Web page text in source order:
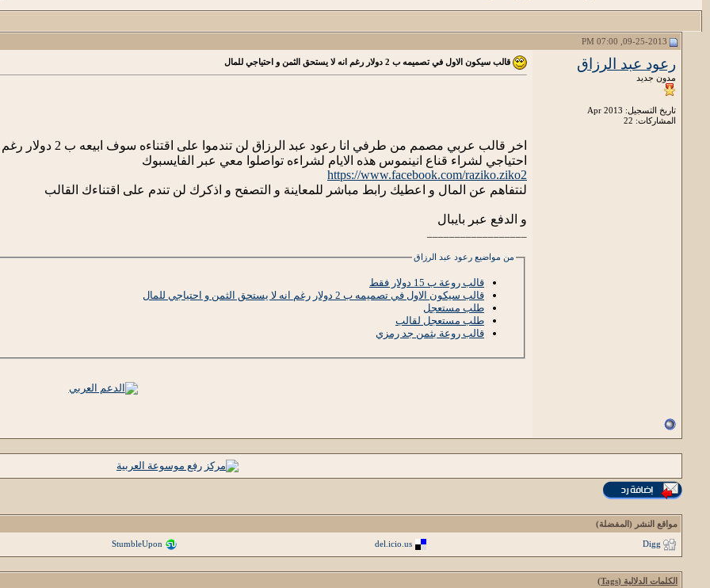
رعود عبد الرزاق
مدون جديد
تاريخ التسجيل: Apr 2013
المشاركات: 22
قالب سيكون الاول في تصميمه ب 2 دولار رغم انه لا يستحق الثمن و احتياجي للمال
اخر قالب عربي مصمم من
احتياجي لشراء قناع انينموس هذه الايام لشراءه تواصلوا معي عبر الفايسبوك
https://www.facebook.com/raziko.ziko2
لنتفاهم عن المال و اعطيك رابط مباشر للمعاينة و التصفح و اذكرك لن تندم على اقتناءك القالب
و الدفع عبر بايبال
من مواضيع رعود عبد الرزاق
قالب روعة ب 15 دولار فقط
قالب سيكون الاول في تصميمه ب 2 دولار رغم انه لا يستحق الثمن و احتياجي للمال
طلب مستعجل
طلب مستعجل لقالب
قالب روعة بثمن جد رمزي
مواقع النشر (المفضلة)
Digg
del.icio.us
StumbleUpon
الكلمات الدلالية (Tags)